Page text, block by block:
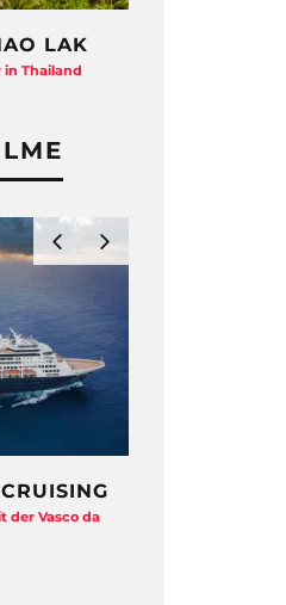
QUEENSLAND
Beton-Beauty am Barrier Reef
TRAUMSCHIFF
Eine Backstage-Reportage von den